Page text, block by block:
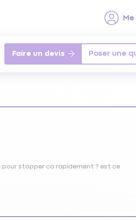
Faire un devis
stopper ca rapidement ? est ce